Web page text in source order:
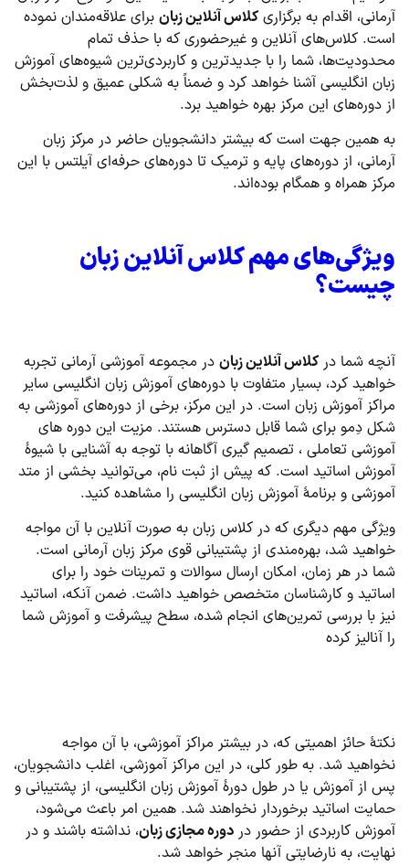
آرمانی، اقدام به برگزاریکلاس آنلاین زبان برای علاقه‌مندان نموده
است. کلاس‌های آنلاین و غیرحضوری که با حذف تمام
محدودیت‌ها، شما را با جدیدترین و کاربردی‌ترین شیوه‌های آموزش
زبان انگلیسی آشنا خواهد کرد و ضمناً به شکلی عمیق و لذت‌بخش
از دوره‌های این مرکز بهره خواهید برد.
به همین جهت است که بیشتر دانشجویان حاضر در مرکز زبان
آرمانی، از دوره‌های پایه و ترمیک تا دوره‌های حرفه‌ای آیلتس با این
مرکز همراه و همگام بوده‌اند.
ویژگی‌های مهم کلاس آنلاین زبان
چیست؟
آنچه شما درکلاس آنلاین زبان در مجموعه آموزشی آرمانی تجربه
خواهید کرد، بسیار متفاوت با دوره‌های آموزش زبان انگلیسی سایر
مراکز آموزش زبان است. در این مرکز، برخی از دوره‌های آموزشی به
شکل دِمو برای شما قابل دسترس هستند. مزیت این دوره های
آموزشی تعاملی ، تصمیم گیری آگاهانه با توجه به آشنایی با شیوۀ
آموزش اساتید است. که پیش از ثبت نام، می‌توانید بخشی از متد
آموزشی و برنامۀ آموزش زبان انگلیسی را مشاهده کنید.
ویژگی مهم دیگری که در کلاس زبان به صورت آنلاین با آن مواجه
خواهید شد، بهره‌مندی از پشتیبانی قوی مرکز زبان آرمانی است.
شما در هر زمان، امکان ارسال سوالات و تمرینات خود را برای
اساتید و کارشناسان متخصص خواهید داشت. ضمن آنکه، اساتید
نیز با بررسی تمرین‌های انجام شده، سطح پیشرفت و آموزش شما
را آنالیز کرده
نکتۀ حائز اهمیتی که، در بیشتر مراکز آموزشی، با آن مواجه
نخواهید شد. به طور کلی، در این مراکز آموزشی، اغلب دانشجویان،
پس از آموزش یا در طول دورۀ آموزش زبان انگلیسی، از پشتیبانی و
حمایت اساتید برخوردار نخواهند شد. همین امر باعث می‌شود،
آموزش کاربردی از حضور در دوره مجازی زبان، نداشته باشند و در
نهایت، به نارضایتی آنها منجر خواهد شد.